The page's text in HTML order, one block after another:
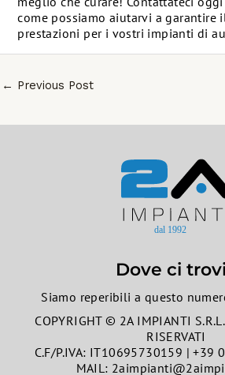
come possiamo aiutarvi a garantire
prestazioni per i vostri impianti di
← Previous Post
Dove ci
Siamo reperibili a questo
COPYRIGHT © 2A IMPIANTI
RISERVATI
C.F/P.IVA: IT10695730159 | +39
MAIL: